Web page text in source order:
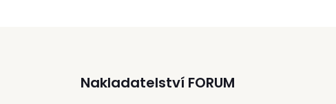
Nakladatelství FORUM